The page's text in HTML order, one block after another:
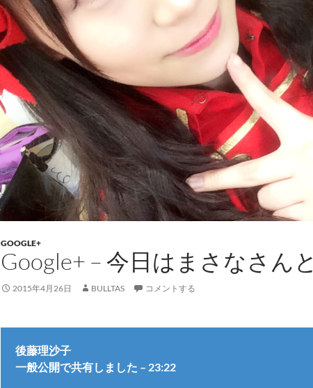
GOOGLE+
Google+ – 今日はまさなさんと
2015年4月26日 BULLTAS コメントする
後藤理沙子
一般公開で共有しました – 23:22